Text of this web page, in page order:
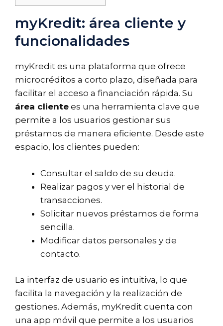
myKredit: área cliente y
funcionalidades
myKredit es una plataforma que ofrece
microcréditos a corto plazo, diseñada para
facilitar el acceso a financiación rápida. Su
área cliente es una herramienta clave que
permite a los usuarios gestionar sus
préstamos de manera eficiente. Desde este
espacio, los clientes pueden:
Consultar el saldo de su deuda.
Realizar pagos y ver el historial de
transacciones.
Solicitar nuevos préstamos de forma
sencilla.
Modificar datos personales y de
contacto.
La interfaz de usuario es intuitiva, lo que
facilita la navegación y la realización de
gestiones. Además, myKredit cuenta con
una app móvil que permite a los usuarios